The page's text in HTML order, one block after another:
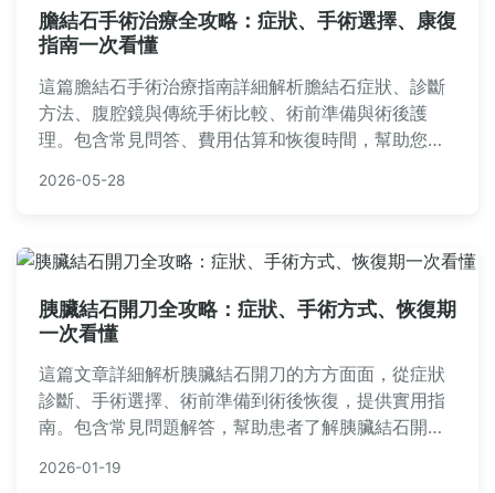
膽結石手術治療全攻略：症狀、手術選擇、康復
指南一次看懂
這篇膽結石手術治療指南詳細解析膽結石症狀、診斷
方法、腹腔鏡與傳統手術比較、術前準備與術後護
理。包含常見問答、費用估算和恢復時間，幫助您從
疑問。
2026-05-28
胰臟結石開刀全攻略：症狀、手術方式、恢復期
一次看懂
這篇文章詳細解析胰臟結石開刀的方方面面，從症狀
診斷、手術選擇、術前準備到術後恢復，提供實用指
南。包含常見問題解答，幫助患者了解胰臟結石開刀
2026-01-19